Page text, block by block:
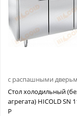
с распашными
Стол холодильный
агрегата) HICOLD SN
P